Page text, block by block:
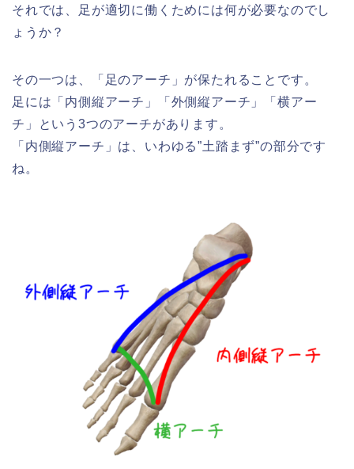
それでは、足が適切に働くためには何が必要なのでし
ょうか？
その一つは、「足のアーチ」が保たれることです。
足には「内側縦アーチ」「外側縦アーチ」「横アー
チ」という3つのアーチがあります。
「内側縦アーチ」は、いわゆる”土踏まず”の部分です
ね。